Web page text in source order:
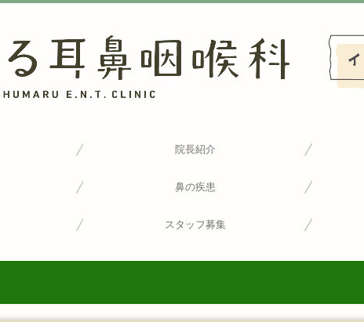
院長紹介
鼻の疾患
スタッフ募集